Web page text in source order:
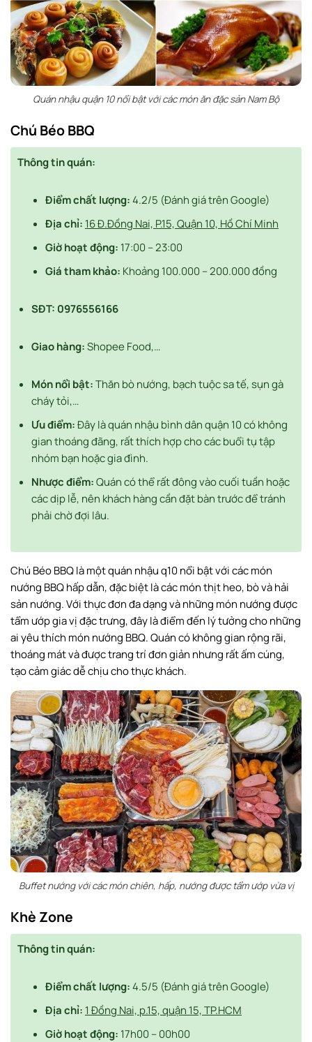
Quán nhậu quận 10 nổi bật với các món ăn đặc sản Nam Bộ
Chú Béo BBQ
Thông tin quán:
Điểm chất lượng:4.2/5 (Đánh giá trên Google)
Địa chỉ: 16 Đ.Đồng Nai, P.15, Quận 10, Hồ Chí Minh
Giờ hoạt động: 17:00 – 23:00
Giá tham khảo: Khoảng 100.000 – 200.000 đồng
SĐT: 0976556166
Giao hàng:Shopee Food,…
Món nổi bật:Thăn bò nướng, bạch tuộc sa tế, sụn gà
cháy tỏi,…
Ưu điểm:Đây là quán nhậu bình dân quận 10 có không
gian thoáng đãng, rất thích hợp cho các buổi tụ tập
nhóm bạn hoặc gia đình.
Nhược điểm:Quán có thể rất đông vào cuối tuần hoặc
các dịp lễ, nên khách hàng cần đặt bàn trước để tránh
phải chờ đợi lâu.
Chú Béo BBQ là một quán nhậu q10 nổi bật với các món
nướng BBQ hấp dẫn, đặc biệt là các món thịt heo, bò và hải
sản nướng. Với thực đơn đa dạng và những món nướng được
tẩm ướp gia vị đặc trưng, đây là điểm đến lý tưởng cho những
ai yêu thích món nướng BBQ. Quán có không gian rộng rãi,
thoáng mát và được trang trí đơn giản nhưng rất ấm cúng,
tạo cảm giác dễ chịu cho thực khách.
Buffet nướng với các món chiên, hấp, nướng được tẩm ướp vừa vị
Khè Zone
Thông tin quán:
Điểm chất lượng:4.5/5 (Đánh giá trên Google)
Địa chỉ: 1 Đồng Nai, p.15, quận 15, TP.HCM
Giờ hoạt động: 17h00 – 00h00